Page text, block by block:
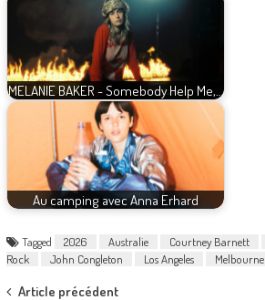
MELANIE BAKER - Somebody Help Me,…
Au camping avec Anna Erhard
Tagged 2026 Australie Courtney Barnett
Rock
John Congleton Los Angeles Melbourne
Article précédent